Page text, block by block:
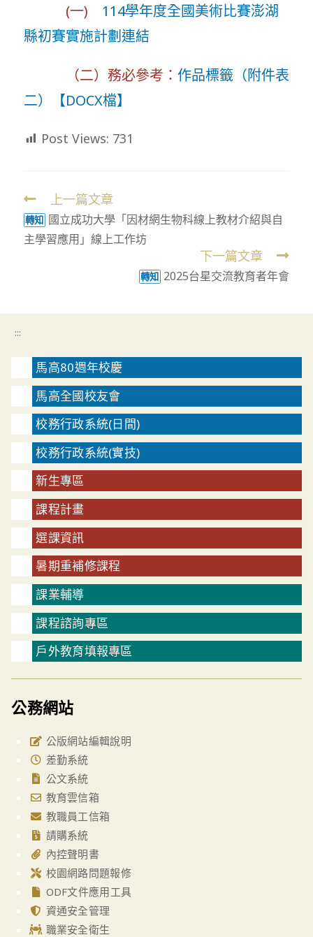
(一) 114學年度全國美術比賽澎湖
縣初賽實施計劃連結
（二）務必參考： 作品標籤（附件表
二）【DOCX檔】
Post Views: 731
Read
more
articles
上一篇文章
轉知 國立成功大學「因材網生物科線上教材介紹與自
主學習應用」線上工作坊
下一篇文章
轉知 2025台星交流教育者年會
:::
馬高80週年校慶
馬高全國校友會
校務行政系統(日間)
校務行政系統(實技)
新生專區
課程計畫
選課資訊
暑期重補修課程
課業輔導
課程諮詢專區
戶外教育填報專區
公務網站
公版網站編輯說明
差勤系統
公文系統
教育雲信箱
教職員工信箱
請購系統
內控聲明書
校園網路問題報修
ODF文件應用工具
資通安全管理
職業安全衛生